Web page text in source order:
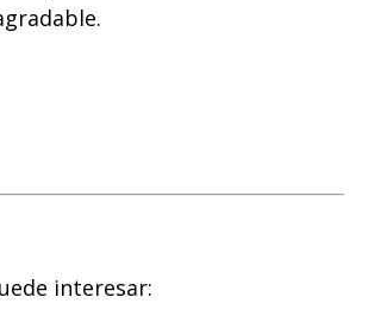
interesar: